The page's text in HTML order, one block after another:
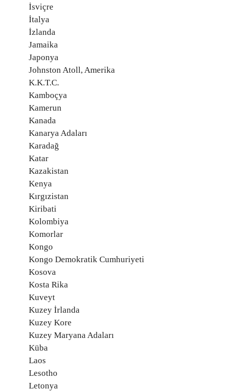
İsviçre
İtalya
İzlanda
Jamaika
Japonya
Johnston Atoll, Amerika
K.K.T.C.
Kamboçya
Kamerun
Kanada
Kanarya Adaları
Karadağ
Katar
Kazakistan
Kenya
Kırgızistan
Kiribati
Kolombiya
Komorlar
Kongo
Kongo Demokratik Cumhuriyeti
Kosova
Kosta Rika
Kuveyt
Kuzey İrlanda
Kuzey Kore
Kuzey Maryana Adaları
Küba
Laos
Lesotho
Letonya